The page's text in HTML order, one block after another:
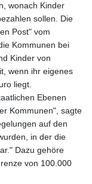
wonach Kinder
sollen. Die
Post" vom
Kommunen bei
Kinder von
wenn ihr eigenes
liegt.
Ebenen
Kommunen", sagte
auf den
in der die
Dazu gehöre
von 100.000